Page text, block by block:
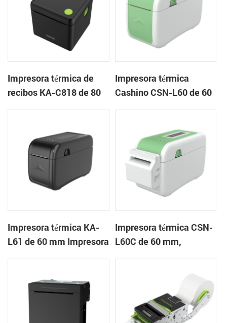
Impresora térmica de
recibos KA-C818 de 80
Impresora térmica
Cashino CSN-L60 de 60
Impresora de etiquetas
Impresora térmica KA-
L61 de 60 mm Impresora
Impresora térmica CSN-
L60C de 60 mm,
etiquetas con cortador